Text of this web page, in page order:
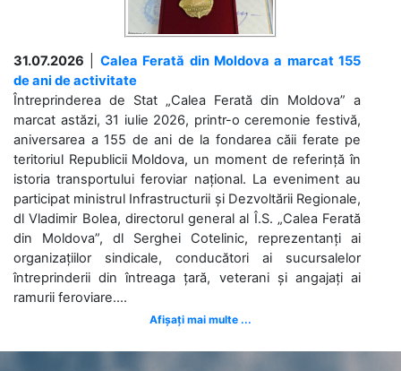
31.07.2026
Calea Ferată din Moldova a marcat 155
de ani de activitate
Întreprinderea de Stat „Calea Ferată din Moldova” a
marcat astăzi, 31 iulie 2026, printr-o ceremonie festivă,
aniversarea a 155 de ani de la fondarea căii ferate pe
teritoriul Republicii Moldova, un moment de referință în
istoria transportului feroviar național. La eveniment au
participat ministrul Infrastructurii și Dezvoltării Regionale,
dl Vladimir Bolea, directorul general al Î.S. „Calea Ferată
din Moldova”, dl Serghei Cotelinic, reprezentanți ai
organizațiilor sindicale, conducători ai sucursalelor
întreprinderii din întreaga țară, veterani și angajați ai
ramurii feroviare....
Afișați mai multe ...